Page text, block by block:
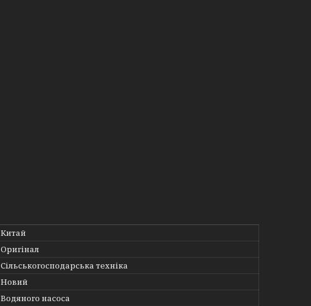
Китай
Оригінал
Сільськогосподарська техніка
Новий
Водяного насоса